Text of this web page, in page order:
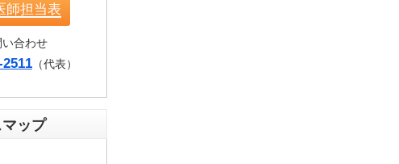
師担当表
い合わせ
（代表）
ップ